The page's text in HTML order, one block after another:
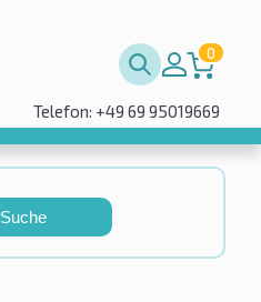
0
Telefon: +49 69 95019669
Suche